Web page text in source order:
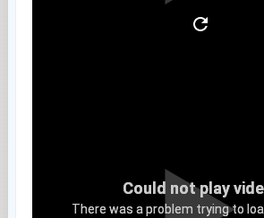
Could not play
There was a problem trying to